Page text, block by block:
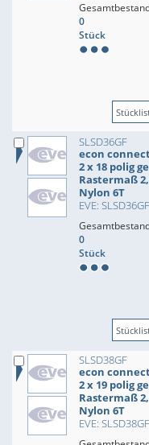
0
Stück
SLSD36GF
econ
2 x 18 polig
Rastermaß
Nylon 6T
EVE: SLSD36GF
0
Stück
SLSD38GF
econ
2 x 19 polig
Rastermaß
Nylon 6T
EVE: SLSD38GF